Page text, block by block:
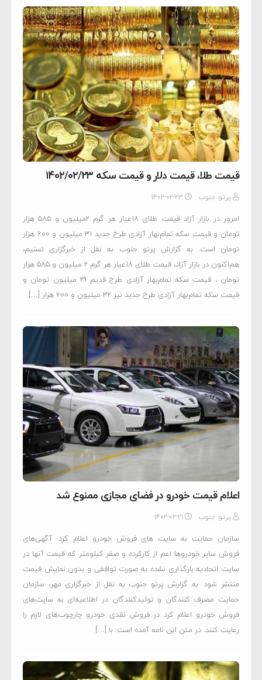
قیمت طلا، قیمت دلار و قیمت سکه ۱۴۰۲/۰۲/۲۳
پرتو جنوب ۱۴۰۲-۰۲-۲۳
امروز در بازار آزاد قیمت طلای ۱۸عیار هر گرم ۲میلیون و ۵۸۵ هزار
تومان و قیمت سکه تمام‌بهار آزادی طرح جدید ۳۱ میلیون و ۶۰۰ هزار
تومان است. به گزارش پرتو جنوب به نقل از خبرگزاری تسنیم،
هم‌اکنون در بازار آزاد، قیمت طلای 18عیار هر گرم 2 میلیون و 585 هزار
تومان ، قیمت سکه تمام‌بهار آزادی طرح قدیم 29 میلیون تومان و
قیمت سکه تمام‌بهار آزادی طرح جدید نیز 32 میلیون و 600 هزار […]
اعلام قیمت خودرو در فضای مجازی ممنوع شد
پرتو جنوب ۱۴۰۲-۰۲-۲۱
سازمان حمایت به سایت های فروش خودرو اعلام کرد: آگهی‌های
فروش سایر خودروها اعم از کارکرده و صفر کیلومتر که قیمت آنها در
سایت اتحادیه بارگذاری نشده به صورت توافقی و بدون نمایش قیمت
منتشر شود. به گزارش پرتو جنوب به نقل از خبرگزاری مهر، سازمان
حمایت مصرف کنندگان و تولیدکنندگان در اطلاعیه‌ای به سایت‌های
فروش خودرو اعلام کرد در فروش نقدی خودرو چارچوب‌های لازم را
رعایت کنند. در متن این نامه آمده است: با […]